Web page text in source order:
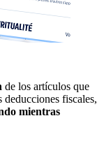
de los artículos que
fiscales,
mientras